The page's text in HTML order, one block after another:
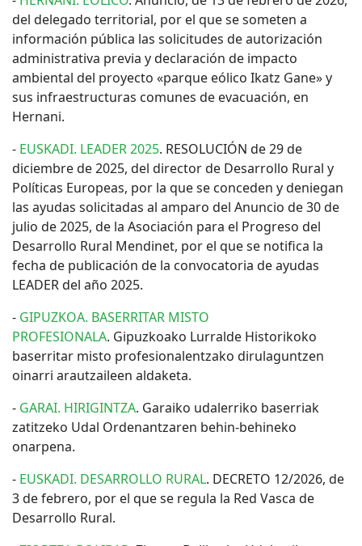
del delegado territorial, por el que se someten a
información pública las solicitudes de autorización
administrativa previa y declaración de impacto
ambiental del proyecto «parque eólico Ikatz Gane» y
sus infraestructuras comunes de evacuación, en
Hernani.
- EUSKADI. LEADER 2025. RESOLUCIÓN de 29 de
diciembre de 2025, del director de Desarrollo Rural y
Políticas Europeas, por la que se conceden y deniegan
las ayudas solicitadas al amparo del Anuncio de 30 de
julio de 2025, de la Asociación para el Progreso del
Desarrollo Rural Mendinet, por el que se notifica la
fecha de publicación de la convocatoria de ayudas
LEADER del año 2025.
- GIPUZKOA. BASERRITAR MISTO
PROFESIONALA. Gipuzkoako Lurralde Historikoko
baserritar misto profesionalentzako dirulaguntzen
oinarri arautzaileen aldaketa.
- GARAI. HIRIGINTZA. Garaiko udalerriko baserriak
zatitzeko Udal Ordenantzaren behin-behineko
onarpena.
- EUSKADI. DESARROLLO RURAL. DECRETO 12/2026, de
3 de febrero, por el que se regula la Red Vasca de
Desarrollo Rural.